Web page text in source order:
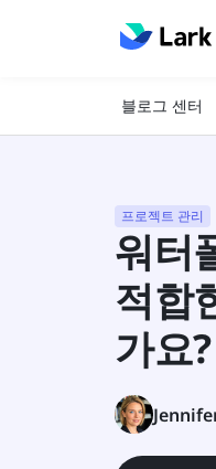
블로그 센터
프로젝트 관리
워터
적합
가요?